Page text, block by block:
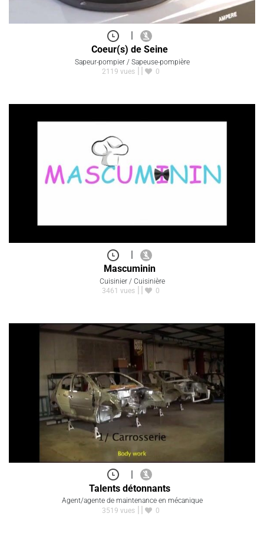
|
Coeur(s) de Seine
Sapeur-pompier / Sapeuse-pompière
2119 vues
0
Mascuminin
Cuisinier / Cuisinière
3461 vues
0
|
Talents détonnants
Agent/agente de maintenance en mécanique
3519 vues
0